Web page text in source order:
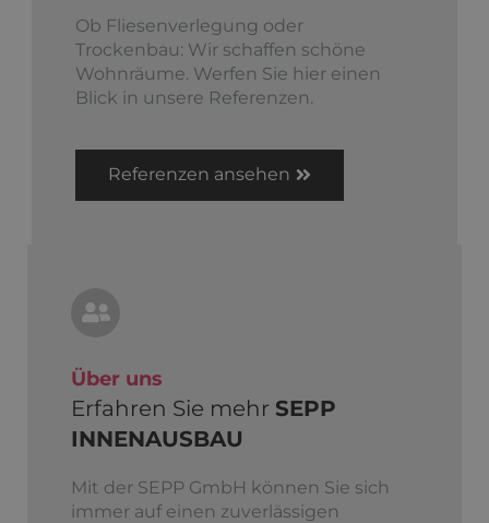
Ob Fliesenverlegung oder
Trockenbau: Wir schaffen schöne
Wohnräume. Werfen Sie hier einen
Blick in unsere Referenzen.
Referenzen ansehen
Über uns
Erfahren Sie mehr SEPP
INNENAUSBAU
Mit der SEPP GmbH können Sie sich
immer auf einen zuverlässigen